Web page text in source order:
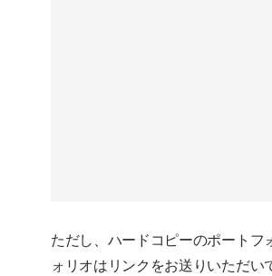
ただし、ハードコピーのポート
ォリオはリンクをお送りいただい